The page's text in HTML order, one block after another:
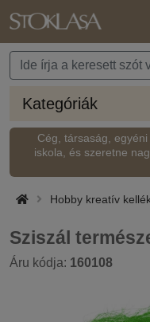
Kategóriák
Cég, társaság,
iskola, és szeretne
Hobby kreatív
Sziszál
Áru kódja: 160108